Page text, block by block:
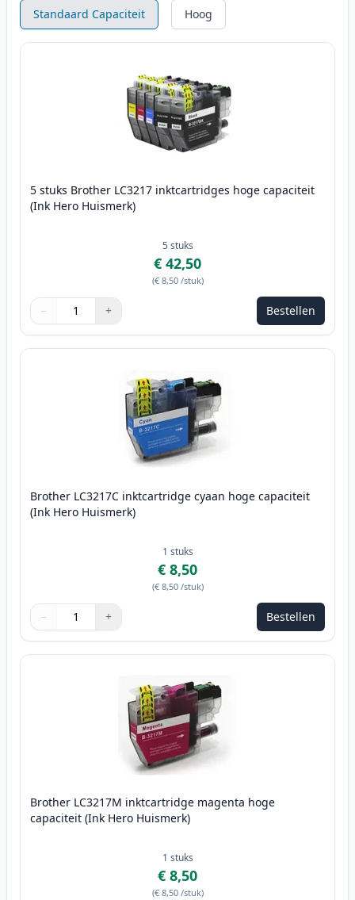
Standaard Capaciteit Hoog
5 stuks Brother LC3217 inktcartridges hoge capaciteit
(Ink Hero Huismerk)
5 stuks
€ 42,50
(€ 8,50 /stuk)
Aantal
Gebruik de knoppen om aan te passen
− +
Aantal 1 Bestellen
Brother LC3217C inktcartridge cyaan hoge capaciteit
(Ink Hero Huismerk)
1 stuks
€ 8,50
(€ 8,50 /stuk)
Aantal
Gebruik de knoppen om aan te passen
− +
Aantal 1 Bestellen
Brother LC3217M inktcartridge magenta hoge
capaciteit (Ink Hero Huismerk)
1 stuks
€ 8,50
(€ 8,50 /stuk)